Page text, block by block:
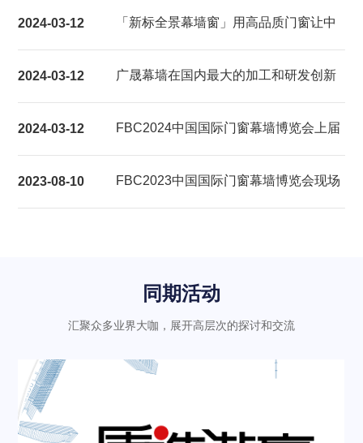
2024-03-12
「新标全景幕墙窗」用高品质门窗让中
验
2024-03-12 广晟幕墙在国内最大的加工和研发创新
2024-03-12
FBC2024中国国际门窗幕墙博览会上届
2023-08-10
FBC2023中国国际门窗幕墙博览会现场
同期活动
汇聚众多业界大咖，展开高层次的探讨和交流